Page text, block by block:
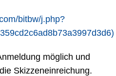
bitbw/j.php?
möglich und
Skizzeneinreichung.